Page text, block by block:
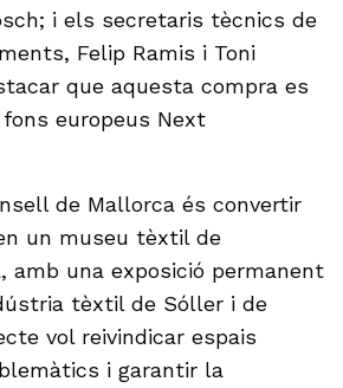
i els secretaris tècnics de
Felip Ramis i Toni
que aquesta compra es
europeus Next
de Mallorca és convertir
un museu tèxtil de
amb una exposició permanent
tèxtil de Sóller i de
vol reivindicar espais
i garantir la